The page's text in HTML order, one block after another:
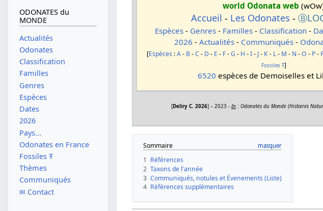
world Odonata web
Accueil - Les Odonates -
Espèces- Genres- Familles- Classification-
2026 -Actualités - Communiqués -
[Espèces :A- B-C- D - E - F-G - H -I- J- K- L- M - N -O - P-
Fossiles Ŧ]
6520 espèces de Demoiselles et
[Deliry C. 2026] – 2023 -In :Odonates du Monde (Histoires
Sommaire
1 Références
2 Taxons de l'année
3 Communiqués, notules et Évenements (Liste)
4 Références supplémentaires
ODONATES du
MONDE
Actualités
Odonates
Classification
Familles
Genres
Espèces
Dates
2026
Pays...
Odonates en France
Fossiles Ŧ
Thèmes
Communiqués
✉ Contact